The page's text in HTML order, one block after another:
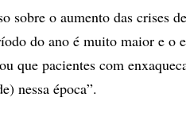
sobre o aumento das crises
do ano é muito maior e
que pacientes com
nessa época”.